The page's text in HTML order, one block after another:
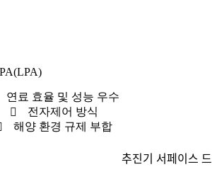
연료 효율 및 성능 우수
전자제어 방식
해양 환경 규제 부합